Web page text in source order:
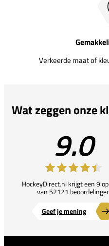
Verkeerde maat of
Wat zeggen onze
9.0
HockeyDirect.nl krijgt een 9
van 52121
Geef je mening